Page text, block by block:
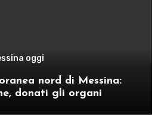
oggi
nord di Messina:
donati gli organi